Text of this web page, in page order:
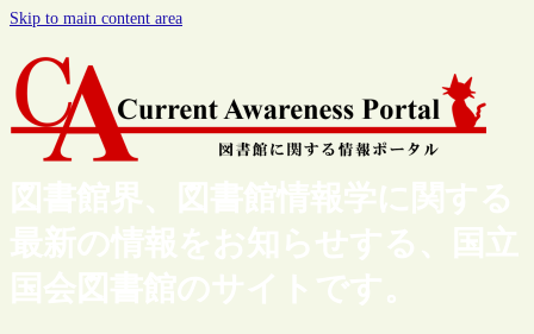
Skip to main content area
図書館界、図書館情報学に関する
最新の情報をお知らせする、国立
国会図書館のサイトです。